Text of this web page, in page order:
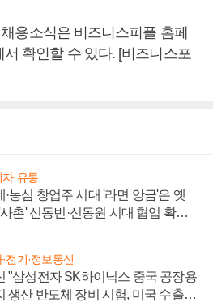
용소식은 비즈니스피플 홈페
서 확인할 수 있다. [비즈니스포
·유통
·농심 창업주 시대 '라면 앙금'은 옛
촌' 신동빈·신동원 시대 협업 확대
전기·정보통신
"삼성전자 SK하이닉스 중국 공장용
생산 반도체 장비 시험, 미국 수출통